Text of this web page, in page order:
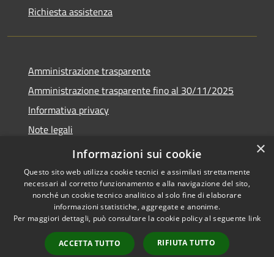
Richiesta assistenza
Amministrazione trasparente
Amministrazione trasparente fino al 30/11/2025
Informativa privacy
Note legali
Dichiarazione di accessibilità
Accessibilità
Copyright © 2026 • Comune di
Ponteranica • Powered by
Municipium•
Accesso
×
Informazioni sui cookie
Questo sito web utilizza cookie tecnici e assimilati strettamente
necessari al corretto funzionamento e alla navigazione del sito,
nonché un cookie tecnico analitico al solo fine di elaborare
informazioni statistiche, aggregate e anonime.
Per maggiori dettagli, può consultare la cookie policy al seguente link
ACCETTA TUTTO RIFIUTA TUTTO